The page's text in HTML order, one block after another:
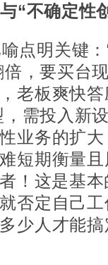
“不确定性
点明关键
，要买台
老板爽快
需投入新
业务的扩
短期衡量
！这是基
否定自己
少人才能